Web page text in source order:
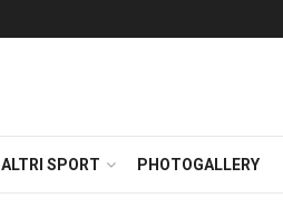
ALTRI SPORT PHOTOGALLERY